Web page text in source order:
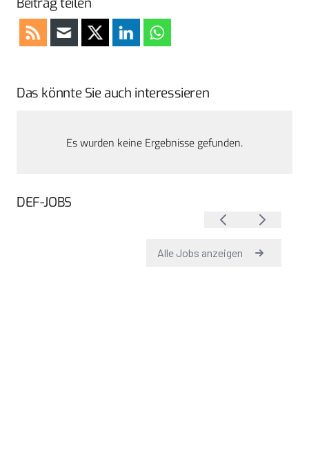
Das könnte Sie auch interessieren
Es wurden keine Ergebnisse gefunden.
DEF-JOBS